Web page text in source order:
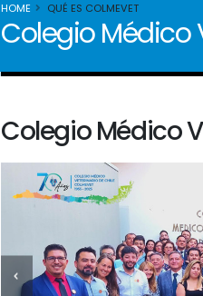
HOME QUÉ ES COLMEVET
Colegio Médico
Colegio Médico